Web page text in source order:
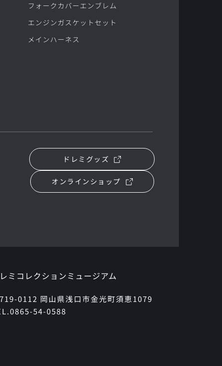
フォークカバーエンブレム
エンジンガスケットセット
メインハーネス
ドレミグッズ
オンラインショップ
ミコレクションミュージアム
0112 岡山県浅口市金光町須恵1079
54-0588